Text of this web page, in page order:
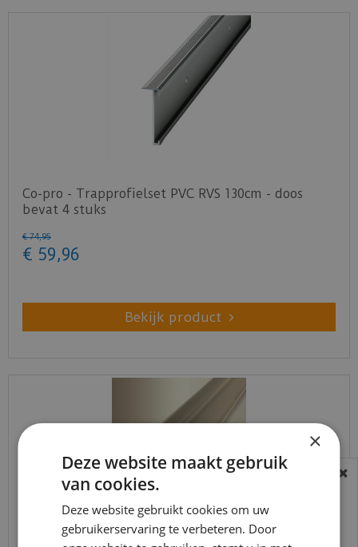
Co-pro - Trapprofielset PVC RVS 130cm - doos
bevat 4 stuks
€ 74,95
€ 59,96
Bekijk product
BEREIKBAARHEID
In verband met de vakantie periode zijn wij
t/m 14 augustus telefonisch helaas niet
×
Deze website maakt gebruik
van cookies.
Deze website gebruikt cookies om uw
gebruikerservaring te verbeteren. Door